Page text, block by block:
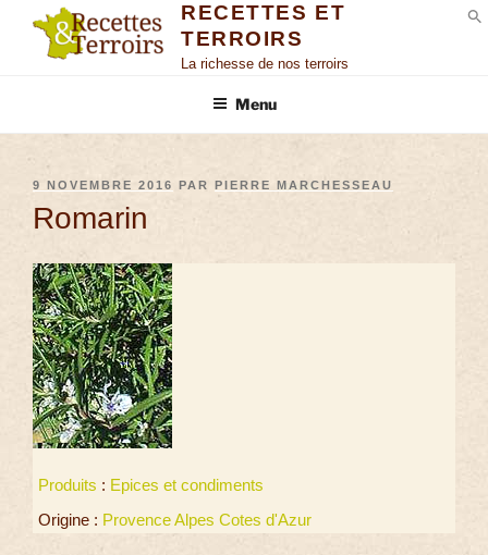
RECETTES ET
TERROIRS
La richesse de nos terroirs
Menu
9 NOVEMBRE 2016 PAR PIERRE MARCHESSEAU
Romarin
Produits : Epices et condiments
Origine : Provence Alpes Cotes d'Azur